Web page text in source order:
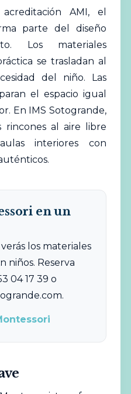
AMI, el
parte del diseño
Los materiales
se trasladan al
del niño. Las
el espacio igual
En IMS Sotogrande,
rincones al aire libre
interiores con
en un
los materiales
niños. Reserva
04 17 39 o
.